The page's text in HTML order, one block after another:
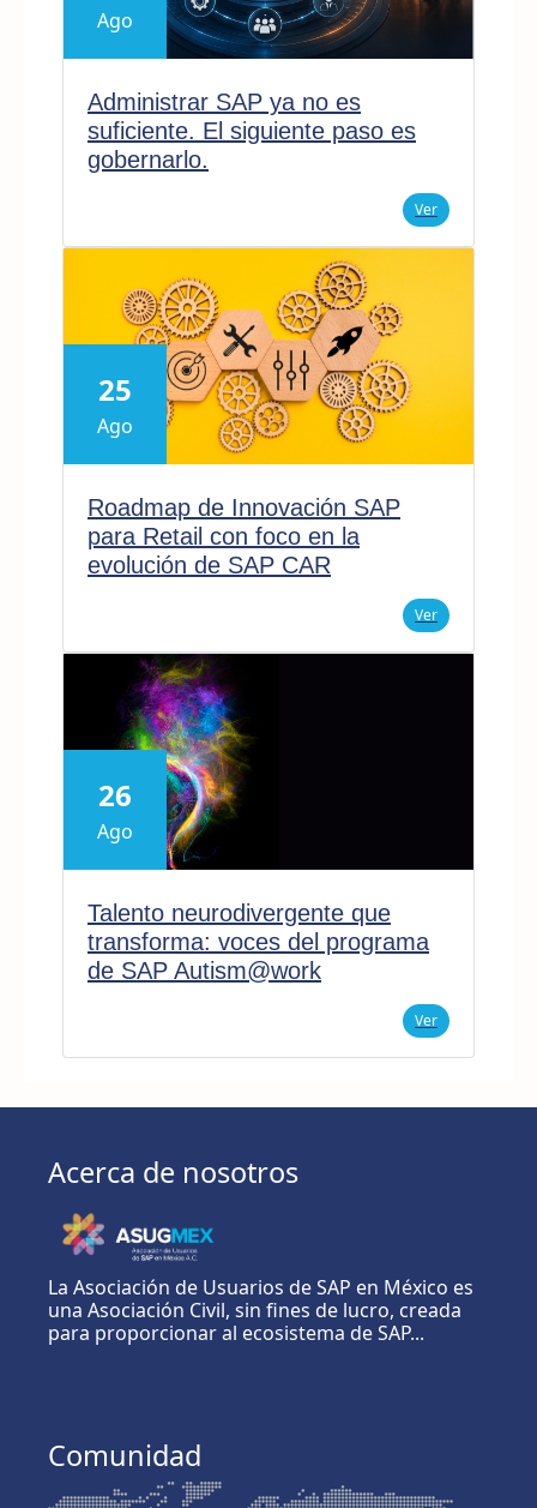
Ago
Administrar SAP ya no es
suficiente. El siguiente paso es
gobernarlo.
Ver
25
Ago
Roadmap de Innovación SAP
para Retail con foco en la
evolución de SAP CAR
Ver
26
Ago
Talento neurodivergente que
transforma: voces del programa
de SAP Autism@work
Ver
Acerca de nosotros
La Asociación de Usuarios de SAP en México es
una Asociación Civil, sin fines de lucro, creada
para proporcionar al ecosistema de SAP...
Comunidad